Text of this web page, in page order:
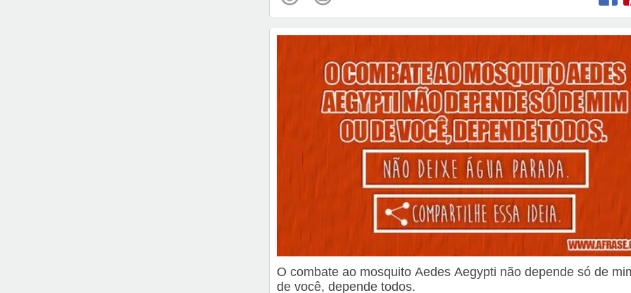
O combate ao mosquito Aedes Aegypti não depende só de
de você, depende todos.